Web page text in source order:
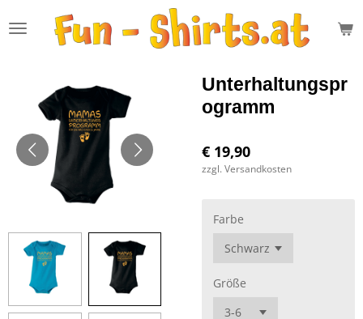
Hauptinhalt
Unterhaltungspr
ogramm
€ 19,90
zzgl. Versandkosten
Farbe
Größe